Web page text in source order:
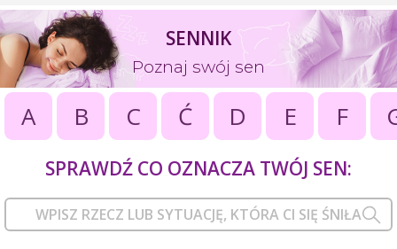
SENNIK
Poznaj swój sen
A B C Ć D E F
SPRAWDŹ CO OZNACZA TWÓJ SEN: